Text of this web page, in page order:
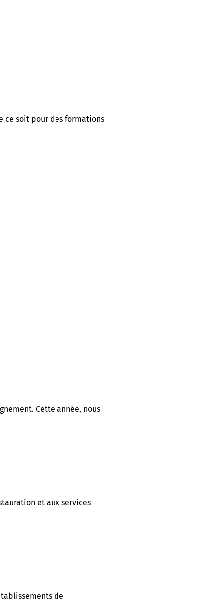
ce soit pour des formations
Cette année, nous
et aux services
de